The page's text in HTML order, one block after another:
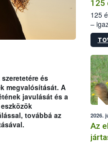
és
megvalósítását. A
javulását és a
továbbá az
125
125
–
15.
2026.
Az